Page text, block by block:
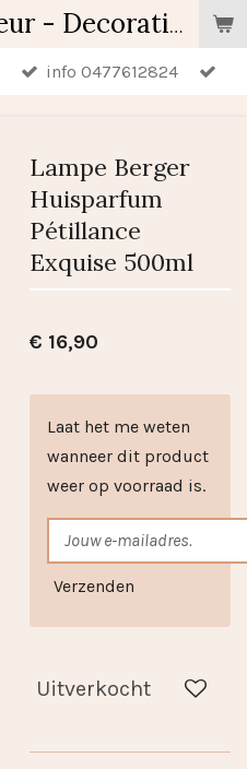
B-Home Interieur - Decoratie & Geschenken - Geurartikelen
info 0477612824
Lampe Berger
Huisparfum
Pétillance
Exquise 500ml
€ 16,90
Laat het me weten
wanneer dit product
weer op voorraad is.
Verzenden
Uitverkocht